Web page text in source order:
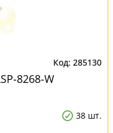
285130
8268-W
38 шт.